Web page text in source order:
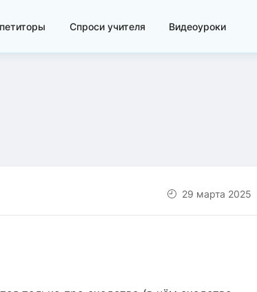
Спроси учителя Видеоуроки
29 марта 2025